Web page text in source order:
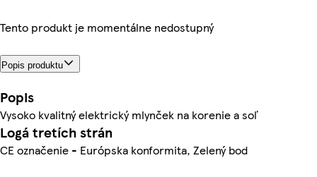
Tento produkt je momentálne nedostupný
Popis produktu
Popis
Vysoko kvalitný elektrický mlynček na korenie a soľ
Logá tretích strán
CE označenie - Európska konformita, Zelený bod